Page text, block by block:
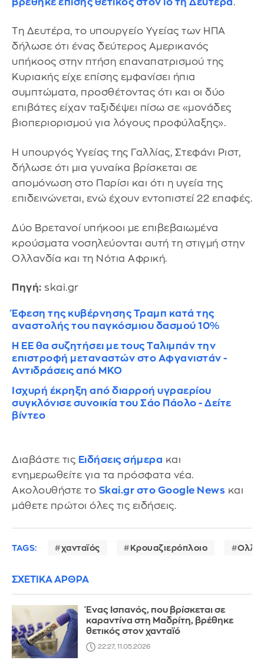
Τη Δευτέρα, το υπουργείο Υγείας των ΗΠΑ
δήλωσε ότι ένας δεύτερος Αμερικανός
υπήκοος στην πτήση επαναπατρισμού της
Κυριακής είχε επίσης εμφανίσει ήπια
συμπτώματα, προσθέτοντας ότι και οι δύο
επιβάτες είχαν ταξιδέψει πίσω σε «μονάδες
βιοπεριορισμού για λόγους προφύλαξης».
Η υπουργός Υγείας της Γαλλίας, Στεφάνι Ριστ,
δήλωσε ότι μια γυναίκα βρίσκεται σε
απομόνωση στο Παρίσι και ότι η υγεία της
επιδεινώνεται, ενώ έχουν εντοπιστεί 22 επαφές.
Δύο Βρετανοί υπήκοοι με επιβεβαιωμένα
κρούσματα νοσηλεύονται αυτή τη στιγμή στην
Ολλανδία και τη Νότια Αφρική.
Πηγή: skai.gr
Έφεση της κυβέρνησης Τραμπ κατά της
αναστολής του παγκόσμιου δασμού 10%
Η ΕΕ θα συζητήσει με τους Ταλιμπάν την
επιστροφή μεταναστών στο Αφγανιστάν -
Αντιδράσεις από ΜΚΟ
Ισχυρή έκρηξη από διαρροή υγραερίου
συγκλόνισε συνοικία του Σάο Πάολο - Δείτε
βίντεο
Διαβάστε τις Ειδήσεις σήμερα και
ενημερωθείτε για τα πρόσφατα νέα.
Ακολουθήστε το Skai.gr στο Google News και
μάθετε πρώτοι όλες τις ειδήσεις.
TAGS: χανταϊός Κρουαζιερόπλοιο
ΣΧΕΤΙΚΑ ΑΡΘΡΑ
Ένας Ισπανός, που βρίσκεται σε
καραντίνα στη Μαδρίτη, βρέθηκε
θετικός στον χανταϊό
22:27, 11.05.2026